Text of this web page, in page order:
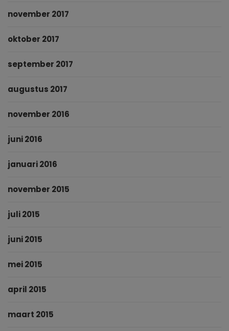
november 2017
oktober 2017
september 2017
augustus 2017
november 2016
juni 2016
januari 2016
november 2015
juli 2015
juni 2015
mei 2015
april 2015
maart 2015